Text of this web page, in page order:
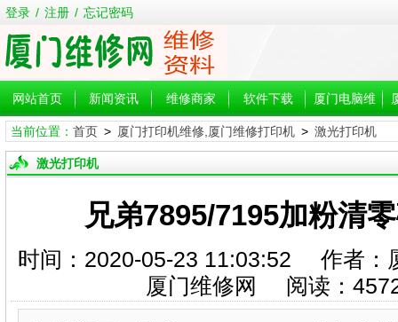
登录 / 注册 / 忘记密码
网站首页 新闻资讯 维修商家 软件下载 厦门电脑维
修
当前位置： 首页> 厦门打印机维修,厦门维修打印机> 激光打印机
激光打印机
兄弟7895/7195加粉清
时间：2020-05-23 11:03:52 作者
厦门维修网 阅读：